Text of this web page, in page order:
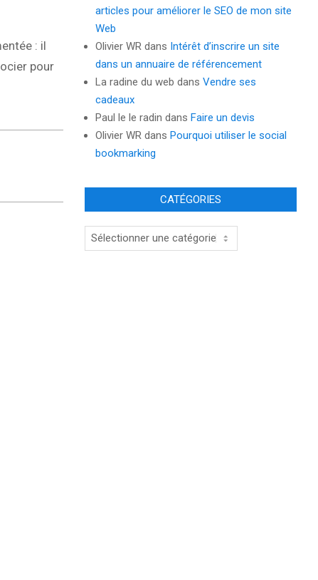
: il
pour
articles pour améliorer le SEO de mon site
Web
Olivier WRdans Intérêt d’inscrire un site
dans un annuaire de référencement
La radine du web dans Vendre ses
cadeaux
Paul le le radin dans Faire un devis
Olivier WRdans Pourquoi utiliser le social
bookmarking
CATÉGORIES
Catégories